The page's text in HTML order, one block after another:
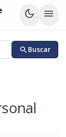
dark_mode menu
searchBuscar